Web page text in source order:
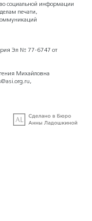
социальной информации
печати,
Эл № 77-6747 от
Михайловна
,